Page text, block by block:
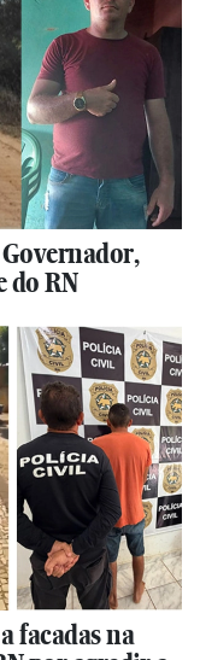
do RN
facadas na